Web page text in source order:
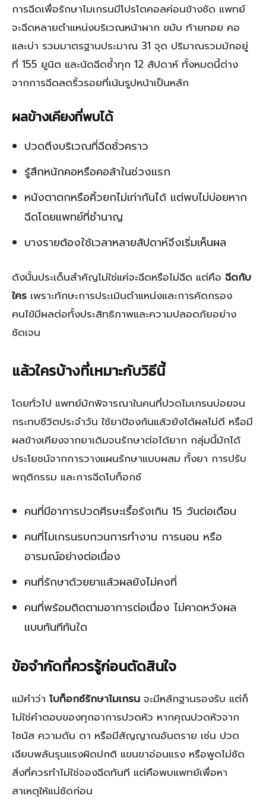
การฉีดเพื่อรักษาไมเกรนมีโปรโตคอลค่อนข้างชัด แพทย์
จะฉีดหลายตำแหน่งบริเวณหน้าผาก ขมับ ท้ายทอย คอ
และบ่า รวมมาตรฐานประมาณ 31 จุด ปริมาณรวมมักอยู่
ที่ 155 ยูนิต และนัดฉีดซ้ำทุก 12 สัปดาห์ ทั้งหมดนี้ต่าง
จากการฉีดลดริ้วรอยที่เน้นรูปหน้าเป็นหลัก
ผลข้างเคียงที่พบได้
ปวดตึงบริเวณที่ฉีดชั่วคราว
รู้สึกหนักคอหรือคอล้าในช่วงแรก
หนังตาตกหรือคิ้วยกไม่เท่ากันได้ แต่พบไม่บ่อยหาก
ฉีดโดยแพทย์ที่ชำนาญ
บางรายต้องใช้เวลาหลายสัปดาห์จึงเริ่มเห็นผล
ดังนั้นประเด็นสำคัญไม่ใช่แค่จะฉีดหรือไม่ฉีด แต่คือ ฉีดกับ
ใคร เพราะทักษะการประเมินตำแหน่งและการคัดกรอง
คนไข้มีผลต่อทั้งประสิทธิภาพและความปลอดภัยอย่าง
ชัดเจน
แล้วใครบ้างที่เหมาะกับวิธีนี้
โดยทั่วไป แพทย์มักพิจารณาในคนที่ปวดไมเกรนบ่อยจน
กระทบชีวิตประจำวัน ใช้ยาป้องกันแล้วยังได้ผลไม่ดี หรือมี
ผลข้างเคียงจากยาเดิมจนรักษาต่อได้ยาก กลุ่มนี้มักได้
ประโยชน์จากการวางแผนรักษาแบบผสม ทั้งยา การปรับ
พฤติกรรม และการฉีดโบท็อกซ์
คนที่มีอาการปวดศีรษะเรื้อรังเกิน 15 วันต่อเดือน
คนที่ไมเกรนรบกวนการทำงาน การนอน หรือ
อารมณ์อย่างต่อเนื่อง
คนที่รักษาด้วยยาแล้วผลยังไม่คงที่
คนที่พร้อมติดตามอาการต่อเนื่อง ไม่คาดหวังผล
แบบทันทีทันใด
ข้อจำกัดที่ควรรู้ก่อนตัดสินใจ
แม้คำว่า โบท็อกซ์รักษาไมเกรน จะมีหลักฐานรองรับ แต่ก็
ไม่ใช่คำตอบของทุกอาการปวดหัว หากคุณปวดหัวจาก
ไซนัส ความดัน ตา หรือมีสัญญาณอันตราย เช่น ปวด
เฉียบพลันรุนแรงผิดปกติ แขนขาอ่อนแรง หรือพูดไม่ชัด
สิ่งที่ควรทำไม่ใช่จองฉีดทันที แต่คือพบแพทย์เพื่อหา
สาเหตุให้แน่ชัดก่อน